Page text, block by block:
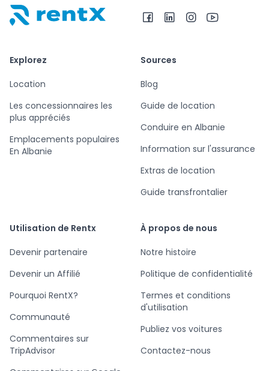
Explorez
Location
Les concessionnaires les
plus appréciés
Emplacements populaires
En Albanie
Sources
Blog
Guide de location
Conduire en Albanie
Information sur l'assurance
Extras de location
Guide transfrontalier
Utilisation de Rentx
Devenir partenaire
Devenir un Affilié
Pourquoi RentX?
Communauté
Commentaires sur
TripAdvisor
À propos de nous
Notre histoire
Politique de confidentialité
Termes et conditions
d'utilisation
Publiez vos voitures
Contactez-nous